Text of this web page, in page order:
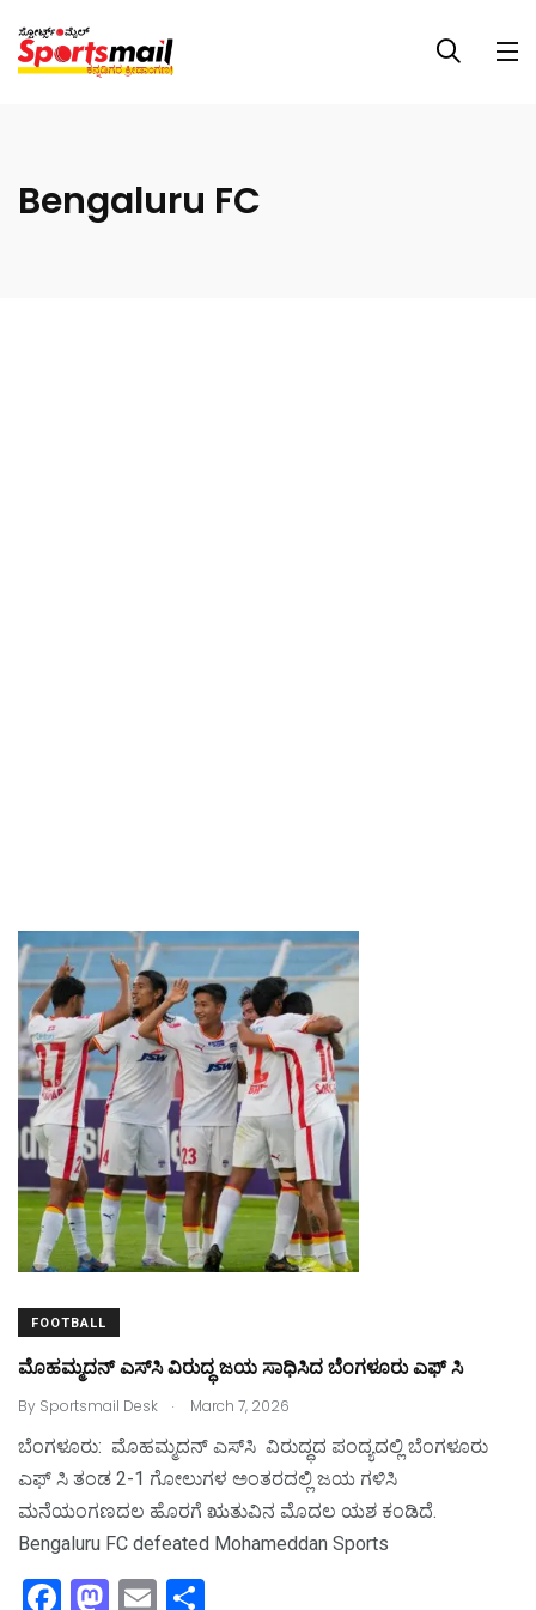
Bengaluru FC
FOOTBALL
ಮೊಹಮ್ಮದನ್ ಎಸ್‌ಸಿ ವಿರುದ್ಧ ಜಯ ಸಾಧಿಸಿದ ಬೆಂಗಳೂರು ಎಫ್ ಸಿ
By Sportsmail Desk . March 7, 2026
ಬೆಂಗಳೂರು: ಮೊಹಮ್ಮದನ್ ಎಸ್‌ಸಿ ವಿರುದ್ಧದ ಪಂದ್ಯದಲ್ಲಿ ಬೆಂಗಳೂರು
ಎಫ್‌ ಸಿ ತಂಡ 2-1 ಗೋಲುಗಳ ಅಂತರದಲ್ಲಿ ಜಯ ಗಳಿಸಿ
ಮನೆಯಂಗಣದಲ ಹೊರಗೆ ಋತುವಿನ ಮೊದಲ ಯಶ ಕಂಡಿದೆ.
Bengaluru FC defeated Mohameddan Sports
F M E